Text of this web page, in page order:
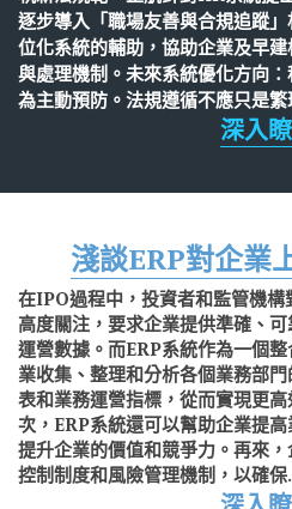
逐步導入「職場友善與合規追蹤
位化系統的輔助，協助企業及早
與處理機制。 未來系統優化方向
為主動預防。法規遵循不應只是
深入
淺談ERP對企業
在IPO過程中，投資者和監管機
高度關注，要求企業提供準確、
運營數據。而ERP系統作為一個
業收集、整理和分析各個業務部
表和業務運營指標，從而實現更
次，ERP系統還可以幫助企業提
提升企業的價值和競爭力。再來
控制制度和風險管理機制，以確保
POS管理
BI商業智慧
IFRS
一例一休
基本工資
設備
CRM客戶關係管理
固定資產